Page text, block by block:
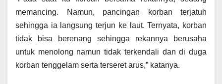
memancing. Namun, pancingan korban terjatuh
sehingga ia langsung terjun ke laut. Ternyata, korban
tidak bisa berenang sehingga rekannya berusaha
untuk menolong namun tidak terkendali dan di duga
korban tenggelam serta terseret arus,” katanya.